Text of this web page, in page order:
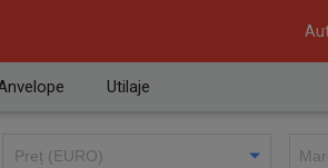
Utilaje